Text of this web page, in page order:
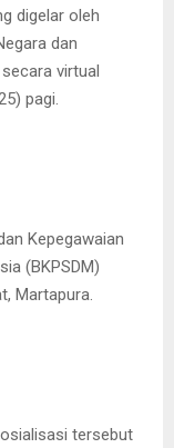
digelar oleh
dan
virtual
pagi.
Kepegawaian
(BKPSDM)
Martapura.
tersebut